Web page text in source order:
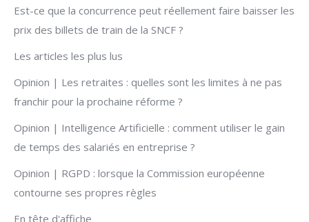
Est-ce que la concurrence peut réellement faire baisser les
prix des billets de train de la SNCF ?
Les articles les plus lus
Opinion | Les retraites : quelles sont les limites à ne pas
franchir pour la prochaine réforme ?
Opinion | Intelligence Artificielle : comment utiliser le gain
de temps des salariés en entreprise ?
Opinion | RGPD : lorsque la Commission européenne
contourne ses propres règles
En tête d'affiche